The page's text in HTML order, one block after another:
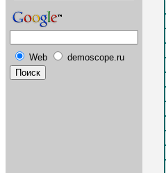
Web demoscope.ru